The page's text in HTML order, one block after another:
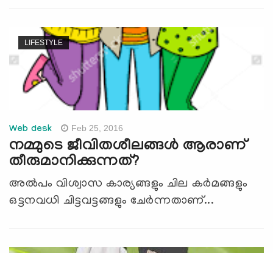
LIFESTYLE
Web desk Feb 25, 2016
നമ്മുടെ ജീവിതശീലങ്ങള്‍ ആരാണ്
തീരുമാനിക്കുന്നത്?
അല്‍പം വിശ്വാസ കാര്യങ്ങളും ചില കര്‍മങ്ങളും
ഒട്ടനവധി ചിട്ടവട്ടങ്ങളും ചേര്‍ന്നതാണ്...